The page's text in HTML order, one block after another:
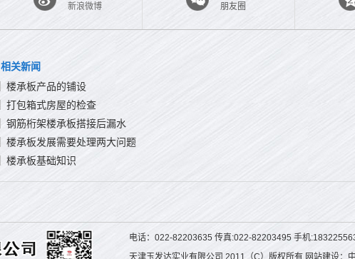
新浪微博
朋友圈
相关新闻
楼承板产品的铺设
打包箱式房屋的检查
钢筋桁架楼承板搭接后漏水
楼承板发展需要处理两大问题
楼承板基础知识
电话：022-82203635 传真:022-82203495 手机
天津玉发达实业有限公司 2011（C）版权所有 网站建设：